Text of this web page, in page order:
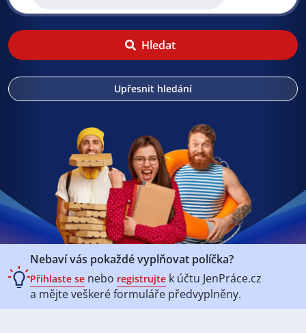
Hledat
Upřesnit hledání
Nebaví vás pokaždé vyplňovat políčka?
Přihlaste se nebo registrujte k účtu JenPráce.cz
a mějte veškeréformuláře předvyplněny.